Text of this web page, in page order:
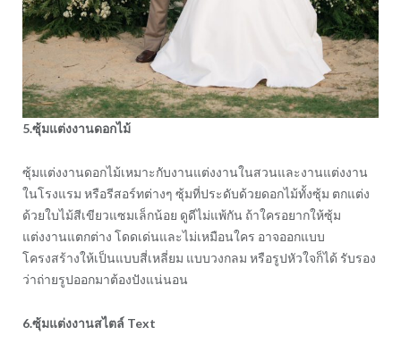
5.ซุ้มแต่งงานดอกไม้
ซุ้มแต่งงานดอกไม้เหมาะกับงานแต่งงานในสวนและงานแต่งงาน
ในโรงแรม หรือรีสอร์ทต่างๆ ซุ้มที่ประดับด้วยดอกไม้ทั้งซุ้ม ตกแต่ง
ด้วยใบไม้สีเขียวแซมเล็กน้อย ดูดีไม่แพ้กัน ถ้าใครอยากให้ซุ้ม
แต่งงานแตกต่าง โดดเด่นและไม่เหมือนใคร อาจออกแบบ
โครงสร้างให้เป็นแบบสี่เหลี่ยม แบบวงกลม หรือรูปหัวใจก็ได้ รับรอง
ว่าถ่ายรูปออกมาต้องปังแน่นอน
6.ซุ้มแต่งงานสไตล์ Text